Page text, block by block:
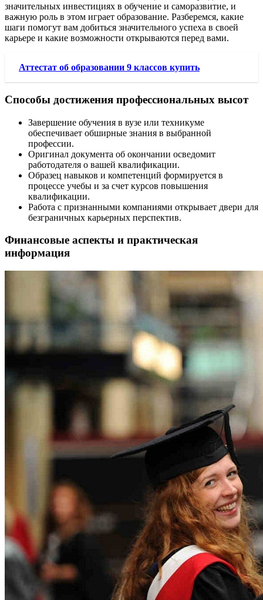
значительных инвестициях в обучение и саморазвитие, и
важную роль в этом играет образование. Разберемся, какие
шаги помогут вам добиться значительного успеха в своей
карьере и какие возможности открываются перед вами.
Аттестат об образовании 9 классов купить
Способы достижения профессиональных высот
Завершение обучения в вузе или техникуме
обеспечивает обширные знания в выбранной
профессии.
Оригинал документа об окончании осведомит
работодателя о вашей квалификации.
Образец навыков и компетенций формируется в
процессе учебы и за счет курсов повышения
квалификации.
Работа с признанными компаниями открывает двери для
безграничных карьерных перспектив.
Финансовые аспекты и практическая
информация